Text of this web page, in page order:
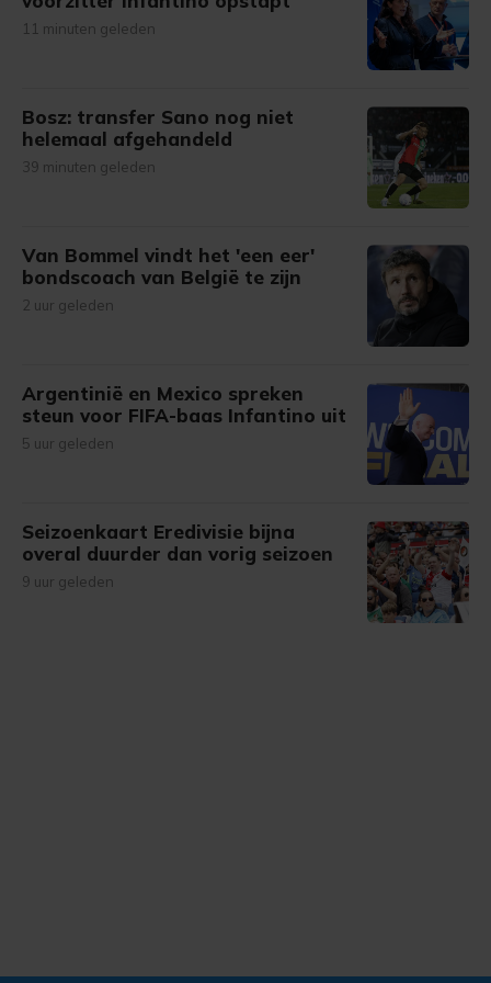
11 minuten geleden
Bosz: transfer Sano nog niet
helemaal afgehandeld
39 minuten geleden
Van Bommel vindt het 'een eer'
bondscoach van België te zijn
2 uur geleden
Argentinië en Mexico spreken
steun voor FIFA-baas Infantino uit
5 uur geleden
Seizoenkaart Eredivisie bijna
overal duurder dan vorig seizoen
9 uur geleden